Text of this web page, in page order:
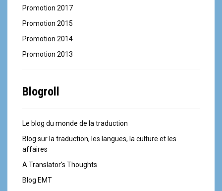
Promotion 2017
Promotion 2015
Promotion 2014
Promotion 2013
Blogroll
Le blog du monde de la traduction
Blog sur la traduction, les langues, la culture et les
affaires
A Translator's Thoughts
Blog EMT